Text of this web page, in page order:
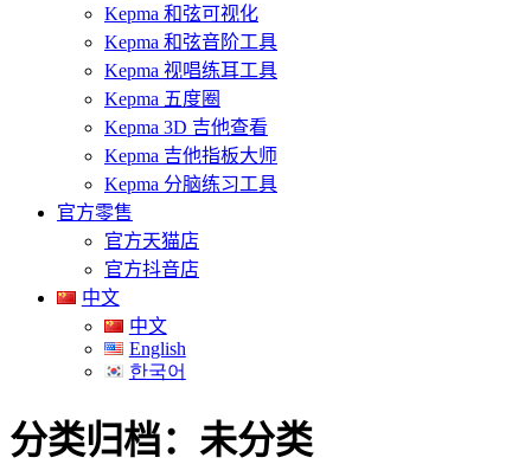
Kepma 和弦可视化
Kepma 和弦音阶工具
Kepma 视唱练耳工具
Kepma 五度圈
Kepma 3D 吉他查看
Kepma 吉他指板大师
Kepma 分脑练习工具
官方零售
官方天猫店
官方抖音店
中文
中文
English
한국어
分类归档： 未分类